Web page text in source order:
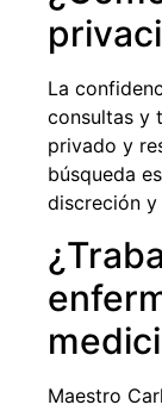
La
consultas y
privado y
búsqueda
discreción
Maestro